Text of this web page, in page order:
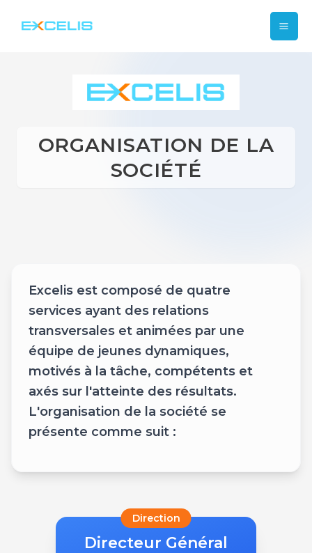
ORGANISATION DE LA
SOCIÉTÉ
Excelis est composé de quatre
services ayant des relations
transversales et animées par une
équipe de jeunes dynamiques,
motivés à la tâche, compétents et
axés sur l'atteinte des résultats.
L'organisation de la société se
présente comme suit :
Direction
Directeur Général